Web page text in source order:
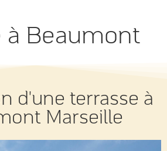
à Beaumont
d'une terrasse à
Marseille